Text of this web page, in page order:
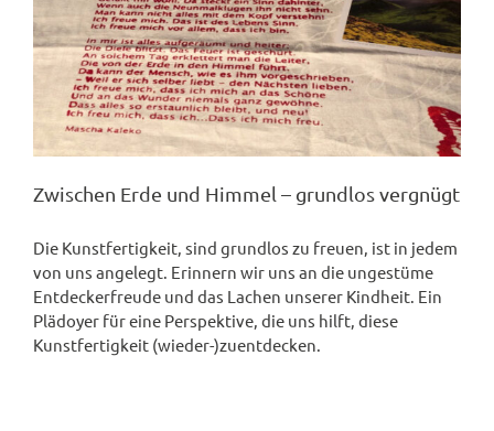
Zwischen Erde und Himmel – grundlos vergnügt
Die Kunstfertigkeit, sind grundlos zu freuen, ist in jedem
von uns angelegt. Erinnern wir uns an die ungestüme
Entdeckerfreude und das Lachen unserer Kindheit. Ein
Plädoyer für eine Perspektive, die uns hilft, diese
Kunstfertigkeit (wieder-)zuentdecken.